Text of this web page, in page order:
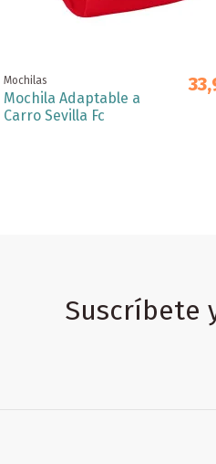
Mochilas
Mochila Adaptable a
Carro Sevilla Fc
Suscríbete